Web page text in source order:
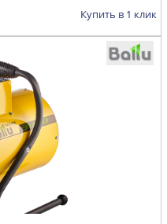
Купить в 1 клик